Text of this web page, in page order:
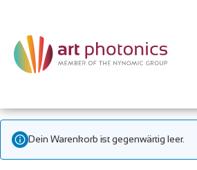
Dein Warenkorb ist gegenwärtig leer.